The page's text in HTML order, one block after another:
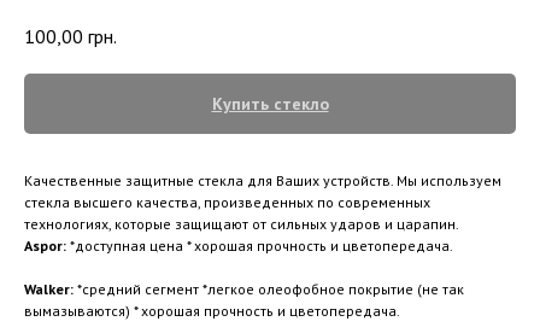
100,00 грн.
Купить стекло
Качественные защитные стекла для Ваших устройств. Мы используем
стекла высшего качества, произведенных по современных
технологиях, которые защищают от сильных ударов и царапин.
Aspor: *доступная цена * хорошая прочность и цветопередача.
Walker: *средний сегмент *легкое олеофобное покрытие (не так
вымазываются) * хорошая прочность и цветопередача.